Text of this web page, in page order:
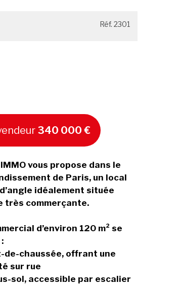
Réf. 2301
340 000 €
IMMO vous propose dans le
de Paris, un local
idéalement située
très commerçante.
d’environ 120 m² se
de-chaussée, offrant une
sur rue
sol, accessible par escalier